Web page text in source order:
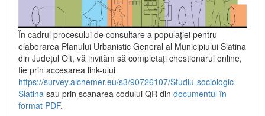
În cadrul procesului de consultare a populaţiei pentru
elaborarea Planului Urbanistic General al Municipiului Slatina
din Județul Olt, vă invităm să completați chestionarul online,
fie prin accesarea link-ului
https://survey.alchemer.eu/s3/90726107/Studiu-sociologic-
Slatina sau prin scanarea codului QR din documentul în
format PDF.